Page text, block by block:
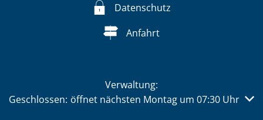
Datenschutz
Anfahrt
Verwaltung:
Klicken, um weitere Öffnungs- oder Schließzeiten
Geschlossen: öffnet nächsten Montag um 07:30 Uhr